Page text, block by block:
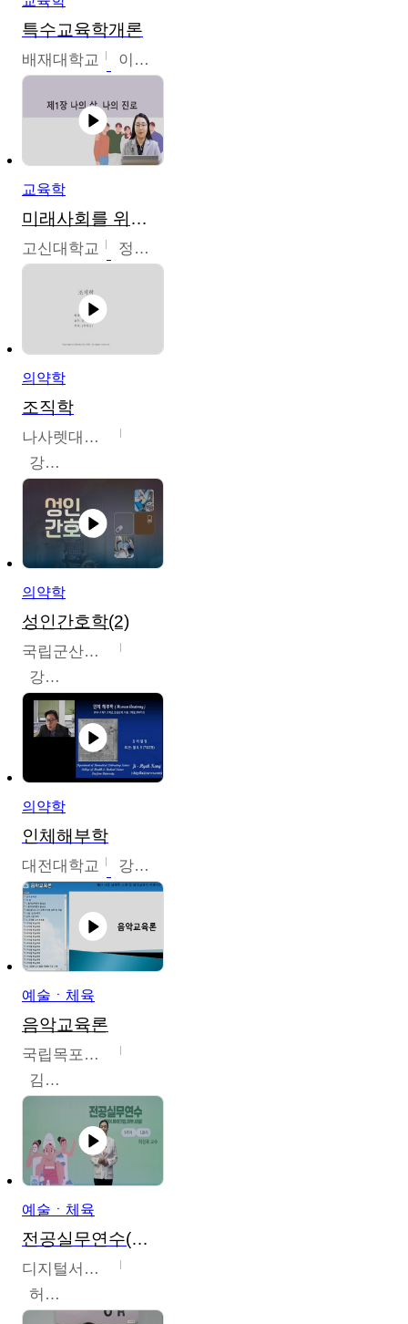
특수교육학개론
배재대학교 이현주
교육학
미래사회를 위한 진로 탐색 및 설계
고신대학교 정주영
의약학
조직학
나사렛대학교
강지언
의약학
성인간호학(2)
국립군산대학교
강경아
의약학
인체해부학
대전대학교 강지혁
예술ㆍ체육
음악교육론
국립목포대학교
김신영
예술ㆍ체육
전공실무연수(헤어,메이크업,피부,네일)
디지털서울문화예술대학교
허정록